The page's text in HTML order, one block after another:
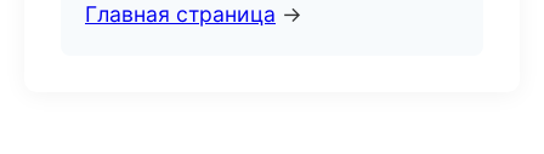
Главная страница →